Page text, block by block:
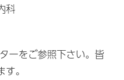
ーをご参照下さい。皆
。